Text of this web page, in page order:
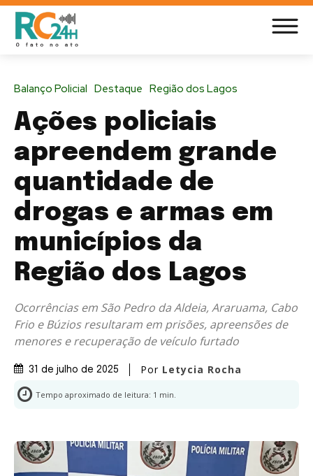
Balanço Policial Destaque Região dos Lagos
Ações policiais
apreendem grande
quantidade de
drogas e armas em
municípios da
Região dos Lagos
Ocorrências em São Pedro da Aldeia, Araruama, Cabo
Frio e Búzios resultaram em prisões, apreensões de
menores e recuperação de veículo furtado
31 de julho de 2025 Por Letycia Rocha
Tempo aproximado de leitura: 1 min.